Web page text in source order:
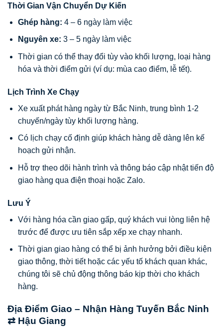
Thời Gian Vận Chuyển Dự Kiến
Ghép hàng: 4 – 6 ngày làm việc
Nguyên xe: 3 – 5 ngày làm việc
Thời gian có thể thay đổi tùy vào khối lượng, loại hàng
hóa và thời điểm gửi (ví dụ: mùa cao điểm, lễ tết).
Lịch Trình Xe Chạy
Xe xuất phát hàng ngày từ Bắc Ninh, trung bình 1-2
chuyến/ngày tùy khối lượng hàng.
Có lịch chạy cố định giúp khách hàng dễ dàng lên kế
hoạch gửi nhận.
Hỗ trợ theo dõi hành trình và thông báo cập nhật tiến độ
giao hàng qua điện thoại hoặc Zalo.
Lưu Ý
Với hàng hóa cần giao gấp, quý khách vui lòng liên hệ
trước để được ưu tiên sắp xếp xe chạy nhanh.
Thời gian giao hàng có thể bị ảnh hưởng bởi điều kiện
giao thông, thời tiết hoặc các yếu tố khách quan khác,
chúng tôi sẽ chủ động thông báo kịp thời cho khách
hàng.
Địa Điểm Giao – Nhận Hàng Tuyến Bắc Ninh
⇄ Hậu Giang